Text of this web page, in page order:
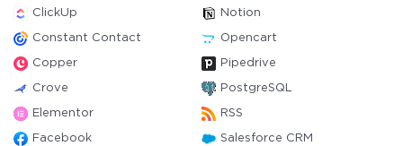
ClickUp Notion
Constant Contact Opencart
Copper Pipedrive
Crove PostgreSQL
Elementor RSS
Facebook Salesforce CRM